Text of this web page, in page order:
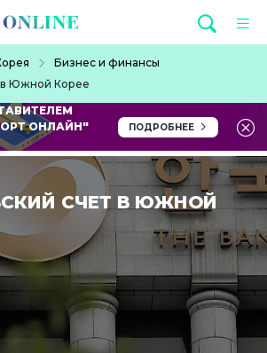
Бизнес и финансы
в Южной Корее
ОНЛАЙН"
ПОДРОБНЕЕ
СЧЕТ В ЮЖНОЙ